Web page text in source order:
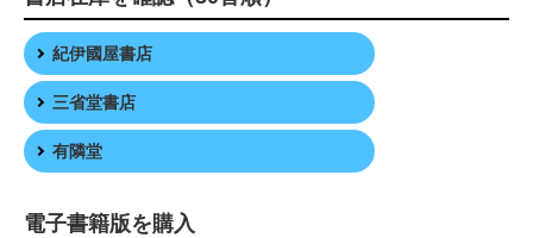
紀伊國屋書店
三省堂書店
有隣堂
電子書籍版を購入